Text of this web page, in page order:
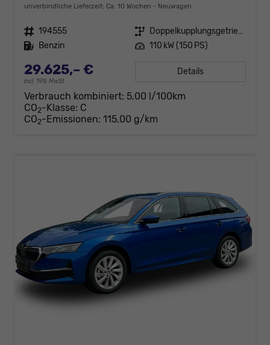
unverbindliche Lieferzeit: Ca. 10 Wochen Neuwagen
Fahrzeugnr. 194555 Getriebe
Doppelkupplungsgetriebe (DSG)
Kraftstoff Benzin Leistung 110 kW (150 PS)
29.625,– €
incl. 19% MwSt.
Details
Verbrauch kombiniert: 5,00 l/100km
CO2-Klasse: C
CO2-Emissionen: 115,00 g/km